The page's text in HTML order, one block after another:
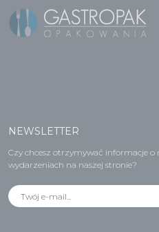
NEWSLETTER
Czy chcesz otrzymywać informacje o
wydarzeniach na naszej stronie?